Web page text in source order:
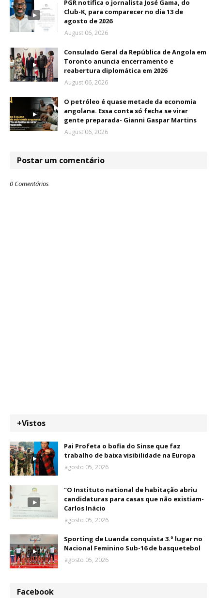
PGR notifica o jornalista José Gama, do
Club-K, para comparecer no dia 13 de
agosto de 2026
August 06, 2026
Consulado Geral da República de Angola em
Toronto anuncia encerramento e
reabertura diplomática em 2026
August 06, 2026
O petróleo é quase metade da economia
angolana. Essa conta só fecha se virar
gente preparada- Gianni Gaspar Martins
August 06, 2026
Postar um comentário
0 Comentários
+Vistos
Pai Profeta o bofia do Sinse que faz
trabalho de baixa visibilidade na Europa
agosto 05, 2026
"O Instituto national de habitação abriu
candidaturas para casas que não existiam-
Carlos Inácio
agosto 05, 2026
Sporting de Luanda conquista 3.º lugar no
Nacional Feminino Sub-16 de basquetebol
agosto 05, 2026
Facebook